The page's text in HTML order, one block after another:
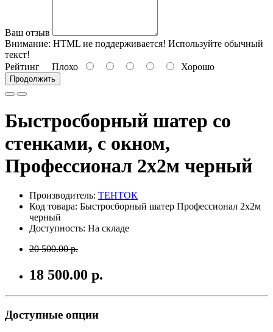
Ваш отзыв
Внимание: HTML не поддерживается! Используйте обычный
текст!
Рейтинг Плохо Хорошо
Продолжить
Быстросборный шатер со
стенками, с окном,
Профессионал 2х2м черный
Производитель: ТЕНТОК
Код товара: Быстросборный шатер Профессионал 2х2м
черный
Доступность: На складе
20 500.00 р.
18 500.00 р.
Доступные опции